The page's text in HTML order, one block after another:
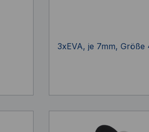
3xEVA, je 7mm, Größe